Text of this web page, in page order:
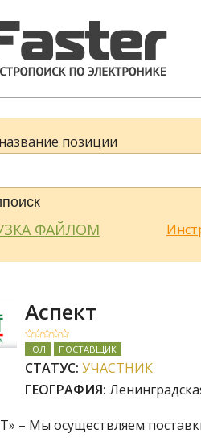
позиции
ФАЙЛОМ
Аспект
ЮЛ ПОСТАВЩИК
СТАТУС: УЧАСТНИК
ГЕОГРАФИЯ:
– Мы осуществляем